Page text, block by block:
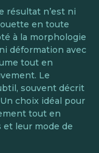
résultat n’est ni
en toute
à la morphologie
déformation avec
tout en
Le
souvent décrit
choix idéal pour
tout en
et leur mode de